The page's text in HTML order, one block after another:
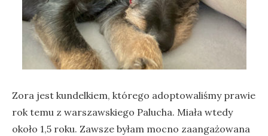
Zora jest kundelkiem, którego adoptowaliśmy prawie
rok temu z warszawskiego Palucha. Miała wtedy
około 1,5 roku. Zawsze byłam mocno zaangażowana